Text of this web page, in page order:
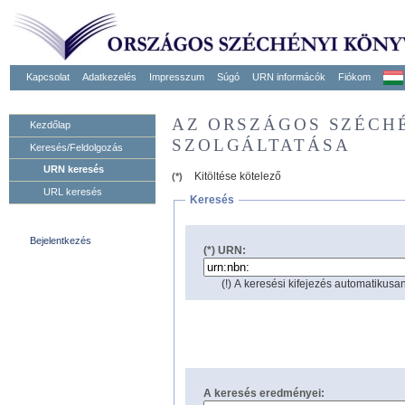
Kapcsolat Adatkezelés Impresszum Súgó URN informácók Fiókom
Kezdőlap
Keresés/Feldolgozás
URN keresés
URL keresés
Bejelentkezés
AZ ORSZÁGOS
SZOLGÁLTATÁSA
(*)
Kitöltése kötelező
Keresés
(*) URN:
(!) A keresési kifejezés
A keresés eredményei: